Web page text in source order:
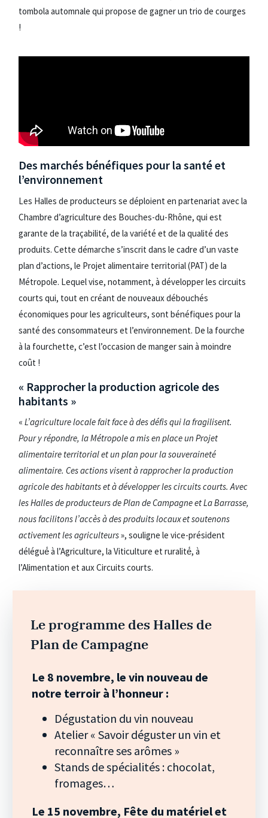
tombola automnale qui propose de gagner un trio de courges
!
Des marchés bénéfiques pour la santé et
l’environnement
Les Halles de producteurs se déploient en partenariat avec la
Chambre d’agriculture des Bouches-du-Rhône, qui est
garante de la traçabilité, de la variété et de la qualité des
produits. Cette démarche s’inscrit dans le cadre d’un vaste
plan d’actions, le Projet alimentaire territorial (PAT) de la
Métropole. Lequel vise, notamment, à développer les circuits
courts qui, tout en créant de nouveaux débouchés
économiques pour les agriculteurs, sont bénéfiques pour la
santé des consommateurs et l’environnement. De la fourche
à la fourchette, c’est l’occasion de manger sain à moindre
coût !
« Rapprocher la production agricole des
habitants »
« L’agriculture locale fait face à des défis qui la fragilisent.
Pour y répondre, la Métropole a mis en place un Projet
alimentaire territorial et un plan pour la souveraineté
alimentaire. Ces actions visent à rapprocher la production
agricole des habitants et à développer les circuits courts. Avec
les Halles de producteurs de Plan de Campagne et La Barrasse,
nous facilitons l’accès à des produits locaux et soutenons
activement les agriculteurs», souligne le vice-président
délégué́ à l’Agriculture, la Viticulture et ruralité́, à
l’Alimentation et aux Circuits courts.
Le programme des Halles de
Plan de Campagne
Le 8 novembre, le vin nouveau de
notre terroir à l’honneur :
Dégustation du vin nouveau
Atelier « Savoir déguster un vin et
reconnaître ses arômes »
Stands de spécialités : chocolat,
fromages…
Le 15 novembre, Fête du matériel et